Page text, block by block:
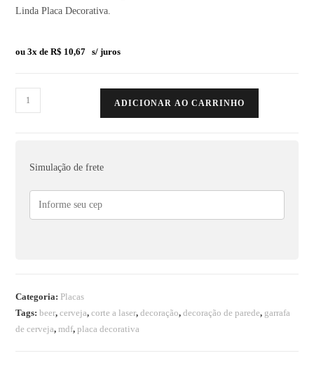
Linda Placa Decorativa.
ou 3x deR$ 10,67 s/ juros
ADICIONAR AO CARRINHO
Simulação de frete
Categoria: Placas
Tags:beer,cerveja,corte a laser,decoração,decoração de parede, garrafa
de cerveja,mdf,placa decorativa